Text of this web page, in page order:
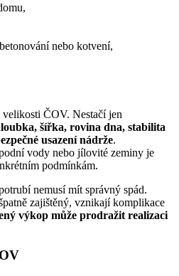
nebo kotvení,
ČOV. Nestačí jen
šířka, rovina dna, stabilita
usazení nádrže.
vody nebo jílovité zeminy je
podmínkám.
nemusí mít správný spád.
zajištěný, vznikají komplikace
výkop může prodražit realizaci